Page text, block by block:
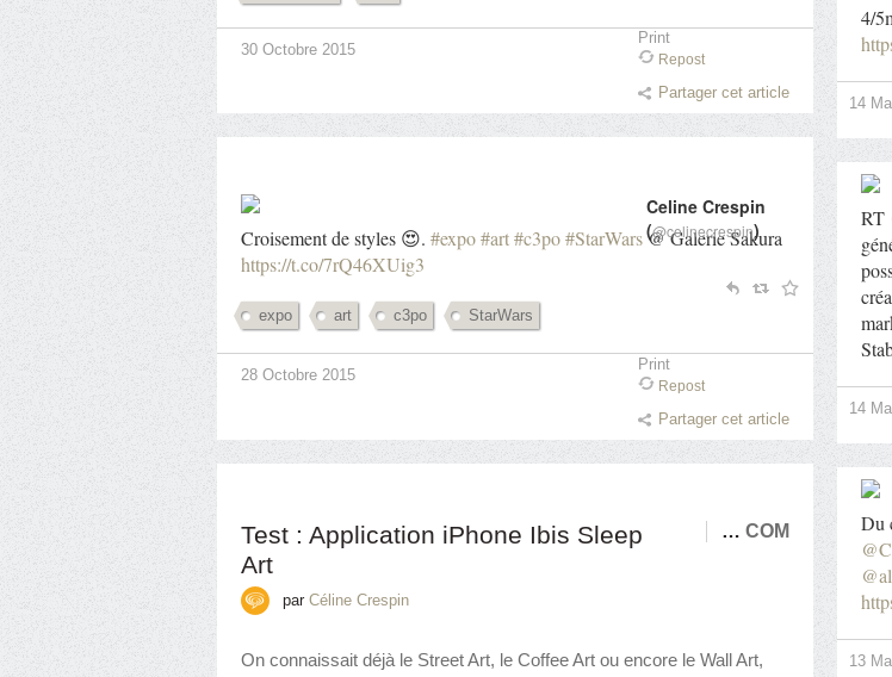
30 Octobre 2015
Print
Repost
Partager cet article
Croisement de styles 😍. #expo#art#c3po#StarWars@ Galerie Sakura
https://t.co/7rQ46XUig3
Celine Crespin
(@celinecrespin)
expo art c3po StarWars
28 Octobre 2015
Print
Repost
Partager cet article
Test : Application iPhone Ibis Sleep
Art
… COM
par Céline Crespin
On connaissait déjà le Street Art, le Coffee Art ou encore le Wall Art,
4/
14
RT
14
Du
13